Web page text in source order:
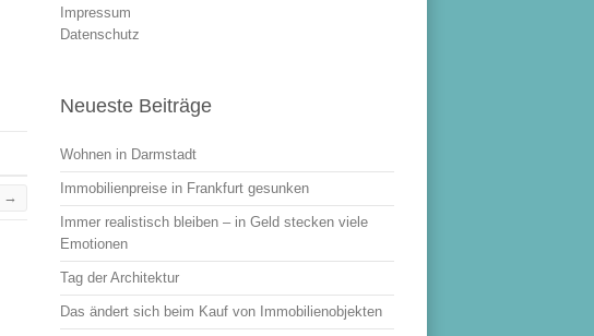
→
Impressum
Datenschutz
Neueste Beiträge
Wohnen in Darmstadt
Immobilienpreise in Frankfurt gesunken
Immer realistisch bleiben – in Geld stecken viele
Emotionen
Tag der Architektur
Das ändert sich beim Kauf von Immobilienobjekten